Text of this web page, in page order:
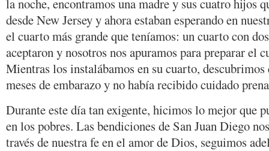
la noche, encontramos una madre y sus cuatro hijos
desde New Jersey y ahora estaban esperando en
el cuarto más grande que teníamos: un cuarto con
aceptaron y nosotros nos apuramos para preparar el
Mientras los instalábamos en su cuarto,
meses de embarazo y no había recibido cuidado
Durante este día tan exigente, hicimos lo mejor que
en los pobres. Las bendiciones de San Juan Diego
través de nuestra fe en el amor de Dios, seguimos